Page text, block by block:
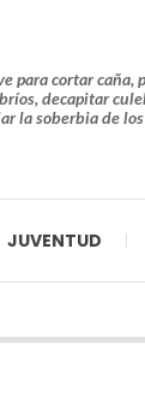
para cortar caña,
decapitar
la soberbia de
JUVENTUD